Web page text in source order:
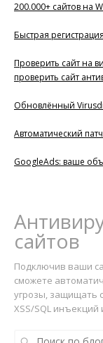
200.000+ сайтов на
Быстрая
Проверить сайт на
проверить сайт
Обновлённый
Автоматический
GoogleAds: ваше
сайтов
Подключив ваши
сможете
угрозы, защищать
XSS/SQL